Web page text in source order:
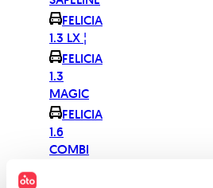
FELICIA
1.3 LX ¦
FELICIA
1.3
MAGIC
FELICIA
1.6
COMBI